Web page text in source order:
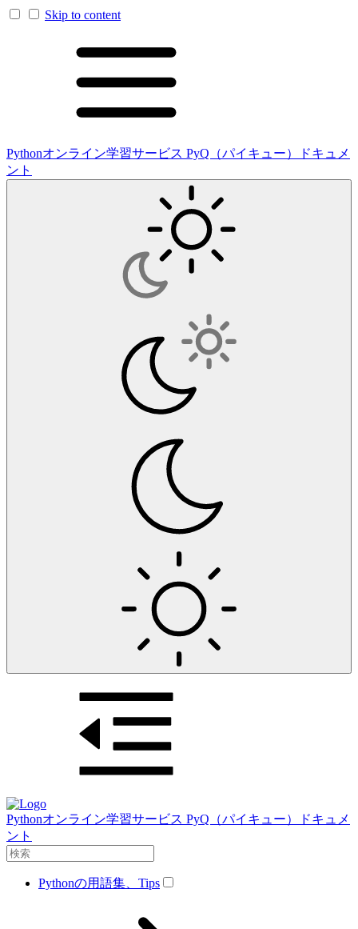
Skip to content
Pythonオンライン学習サービス PyQ（パイキュー）ドキュメ
ント
Pythonオンライン学習サービス PyQ（パイキュー）ドキュメ
ント
Pythonの用語集、Tips